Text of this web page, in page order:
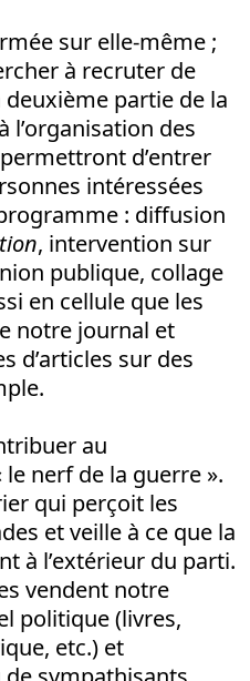
sur elle-même ;
à recruter de
partie de la
l’organisation des
d’entrer
intéressées
: diffusion
, intervention sur
publique, collage
en cellule que les
notre journal et
d’articles sur des
au
nerf de la guerre ».
qui perçoit les
et veille à ce que la
à l’extérieur du parti.
vendent notre
politique (livres,
etc.) et